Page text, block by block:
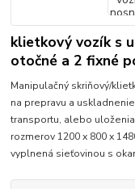
klietkový vozík s
otočné a 2 fixné
Manipulačný skriňový/
na prepravu a
transportu, alebo
rozmerov 1200 x 800 x
vyplnená sieťovinou s